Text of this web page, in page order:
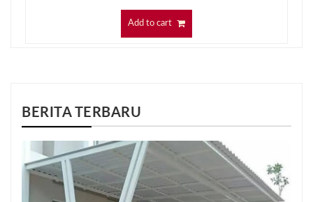
Add to cart
BERITA TERBARU